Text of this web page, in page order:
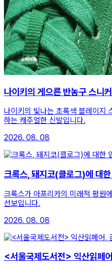
나이키의 게으른 반농구 스니
나이키의 빛나는 초록색 블레이지
하는 캐주얼한 신발입니다.
2026. 08. 08
크록스, 돼지코(클로그)에 대
크록스가 아프리카의 미래적 평원
선보입니다.
2026. 08. 08
<서울국제도서전> 익산읽페